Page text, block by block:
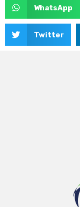
WhatsApp
Twitter